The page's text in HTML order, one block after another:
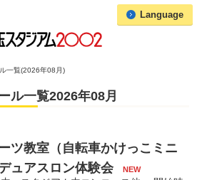
Language
一覧(2026年08月)
ル一覧2026年08月
ツ教室（自転車かけっこミニ
ュアスロン体験会
NEW